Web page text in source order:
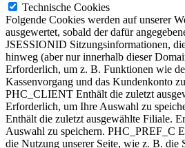
Technische Cookies
Folgende Cookies werden auf unserer
ausgewertet, sobald der dafür
JSESSIONID Sitzungsinformationen,
hinweg (aber nur innerhalb dieser
Erforderlich, um z. B. Funktionen wie
Kassenvorgang und das Kundenkonto
PHC_CLIENT Enthält die zuletzt
Erforderlich, um Ihre Auswahl zu
Enthält die zuletzt ausgewählte Filiale.
Auswahl zu speichern. PHC_PREF_C
die Nutzung unserer Seite, wie z. B. die